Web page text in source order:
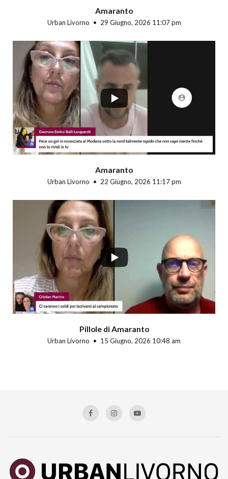
Amaranto
Urban Livorno 29 Giugno, 2026 11:07 pm
Amaranto
Urban Livorno 22 Giugno, 2026 11:17 pm
Pillole di Amaranto
Urban Livorno 15 Giugno, 2026 10:48 am